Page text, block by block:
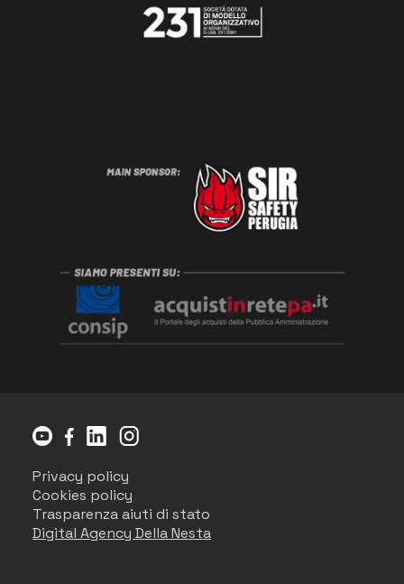
Privacy policy
Cookies policy
Trasparenza aiuti di stato
Digital Agency Della Nesta